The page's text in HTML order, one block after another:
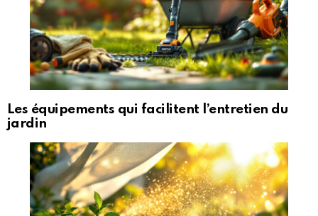
Les équipements qui facilitent l’entretien du
jardin